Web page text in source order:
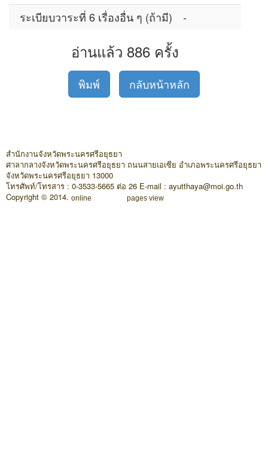
ระเบียบวาระที่ 6 เรื่องอื่น ๆ (ถ้ามี) -
อ่านแล้ว 886 ครั้ง
พิมพ์ กลับหน้าหลัก
สำนักงานจังหวัดพระนครศรีอยุธยา
ศาลากลางจังหวัดพระนครศรีอยุธยา ถนนสายเอเซีย อำเภอพระนครศรีอยุธยา
จังหวัดพระนครศรีอยุธยา 13000
โทรศัพท์/โทรสาร : 0-3533-5665 ต่อ 26 E-mail : ayutthaya@moi.go.th
Copyright © 2014. online pages view